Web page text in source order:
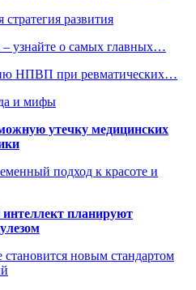
развития
узнайте о самых главных…
НПВП при ревматических…
и мифы
утечку медицинских
подход к красоте и
планируют
новым стандартом